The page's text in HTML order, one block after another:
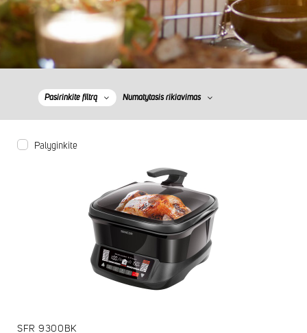
Pasirinkite filtrą Numatytasis rikiavimas
Palyginkite
SFR 9300BK